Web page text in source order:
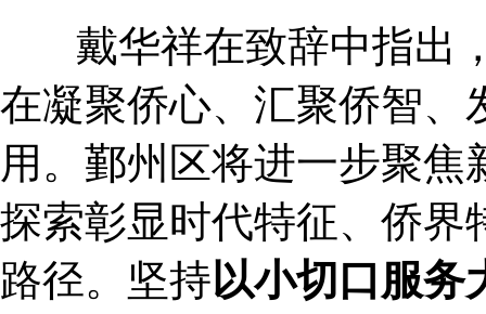
戴华祥在致辞中指出，
在凝聚侨心、汇聚侨智、
用。鄞州区将进一步聚
探索彰显时代特征、侨界
路径。坚持以小切口服务